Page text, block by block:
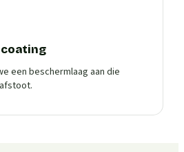
een beschermlaag aan die